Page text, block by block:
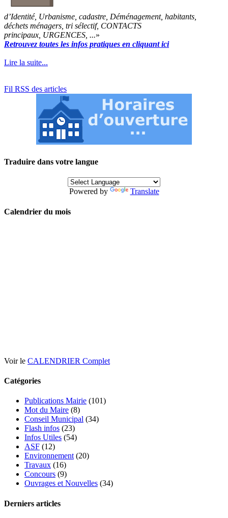
d’Identité, Urbanisme, cadastre, Déménagement, habitants,
déchets ménagers, tri sélectif, CONTACTS
principaux, URGENCES, ...
Retrouvez toutes les infos pratiques en cliquant ici
Lire la suite...
Fil RSS des articles
Traduire dans votre langue
Powered by Translate
Calendrier du mois
Voir le CALENDRIER Complet
Catégories
Publications Mairie (101)
Mot du Maire (8)
Conseil Municipal (34)
Flash infos (23)
Infos Utiles (54)
ASF (12)
Environnement (20)
Travaux (16)
Concours (9)
Ouvrages et Nouvelles (34)
Derniers articles